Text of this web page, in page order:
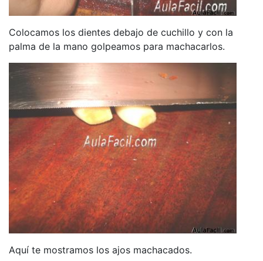
Colocamos los dientes debajo de cuchillo y con la
palma de la mano golpeamos para machacarlos.
Aquí te mostramos los ajos machacados.